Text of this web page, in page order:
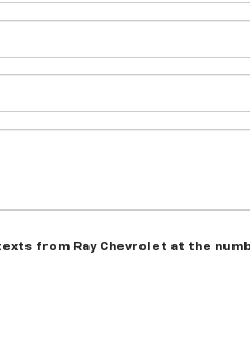
from Ray Chevrolet at the